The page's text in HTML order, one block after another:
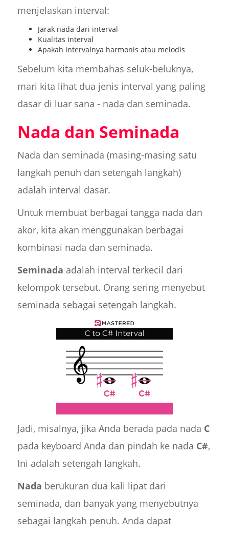
menjelaskan interval:
Jarak nada dari interval
Kualitas interval
Apakah intervalnya harmonis atau melodis
Sebelum kita membahas seluk-beluknya,
mari kita lihat dua jenis interval yang paling
dasar di luar sana - nada dan seminada.
Nada dan Seminada
Nada dan seminada (masing-masing satu
langkah penuh dan setengah langkah)
adalah interval dasar.
Untuk membuat berbagai tangga nada dan
akor, kita akan menggunakan berbagai
kombinasi nada dan seminada.
Seminada adalah interval terkecil dari
kelompok tersebut. Orang sering menyebut
seminada sebagai setengah langkah.
Jadi, misalnya, jika Anda berada pada nada C
pada keyboard Anda dan pindah ke nada C#,
Ini adalah setengah langkah.
Nada berukuran dua kali lipat dari
seminada, dan banyak yang menyebutnya
sebagai langkah penuh. Anda dapat